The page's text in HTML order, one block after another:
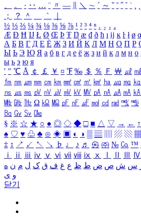
、
。 · ‥ … ¨ 〃 ― ＼ ∼ ´ ～ ˇ ˘ ˝ ˚ ˙ ¸
；
？ ＾ ｀
½ ⅓ ⅔ ¼ ¾ ⅛ ⅜ ⅝ ⅞ ¹ ² ³ ⁴ ⁿ ₁ ₂ ₃ ₄
Æ Ð Ħ Ĳ Ł Ø Œ Þ Ŧ Ŋ æ đ ð ħ ı ĳ ĸ ŀ ł ø
А Б В Г Д Е Ё Ж З И Й К Л М Н О П Р
Ы Ь Э Ю Я а б в г д е ё ж з и й к л м н о
ы ь э ю я
′ ″ ℃ Å ￠ ￡ ￥ ¤ ℉ ‰ ＄ ％ Ｆ ￦ ㎕ ㎖
㎙ ㎚ ㎛ ㎜ ㎝ ㎞ ㎟ ㎠ ㎡ ㎢ ㏊ ㎍ ㎎ ㎏
㎱ ㎲ ㎳ ㎴ ㎵ ㎶ ㎷ ㎸ ㎹ ㎀ ㎁ ㎂ ㎃ ㎄
㎒ ㎓ ㎔ Ω ㏀ ㏁ ㎊ ㎋ ㎌ ㏖ ㏅ ㎭ ㎮ ㎯
㏃ ㏉ ㏜ ㏆
§ ※ ☆ ★ ○ ● ◎ ◇ ◆ □ ■ △ ▽ → ← ↑
♠ ♡ ♥ ♧ ♣ ⊙ ◈ ▣ ◐ ◑ ▒ ▤ ▨ ▧
‡ ↕ ↗ ↙ ↖ ↘ ♭ ♩ ♪ ♬ ㉿ ㈜ № ㏇ ™
ⅰ
ⅱ ⅲ ⅳ ⅴ ⅵ ⅶ ⅷ ⅸ ⅹ Ⅳ
س ش ص ض ط ظ ع غ ف ق ک ل م ن ه
و ی
닫기